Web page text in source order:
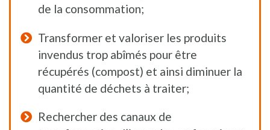
de la consommation;
Transformer et valoriser les produits
invendus trop abîmés pour être
récupérés (compost) et ainsi diminuer la
quantité de déchets à traiter;
Rechercher des canaux de